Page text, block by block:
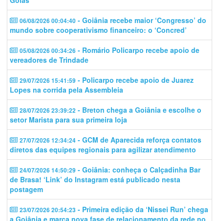
06/08/2026 00:04:40 - Goiânia recebe maior ‘Congresso’ do
mundo sobre cooperativismo financeiro: o ‘Concred’
05/08/2026 00:34:26 - Romário Policarpo recebe apoio de
vereadores de Trindade
29/07/2026 15:41:59 - Policarpo recebe apoio de Juarez
Lopes na corrida pela Assembleia
28/07/2026 23:39:22 - Breton chega a Goiânia e escolhe o
setor Marista para sua primeira loja
27/07/2026 12:34:24 - GCM de Aparecida reforça contatos
diretos das equipes regionais para agilizar atendimento
24/07/2026 14:50:29 - Goiânia: conheça o Calçadinha Bar
de Brasa! ‘Link’ do Instagram está publicado nesta
postagem
23/07/2026 20:54:23 - Primeira edição da ‘Nissei Run’ chega
a Goiânia e marca nova fase de relacionamento da rede no